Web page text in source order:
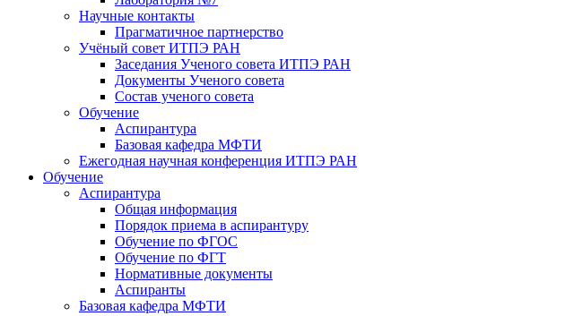
Научные контакты
Прагматичное партнерство
Учёный совет ИТПЭ РАН
Заседания Ученого совета ИТПЭ РАН
Документы Ученого совета
Состав ученого совета
Обучение
Аспирантура
Базовая кафедра МФТИ
Ежегодная научная конференция ИТПЭ РАН
Обучение
Аспирантура
Общая информация
Порядок приема в аспирантуру
Обучение по ФГОС
Обучение по ФГТ
Нормативные документы
Аспиранты
Базовая кафедра МФТИ